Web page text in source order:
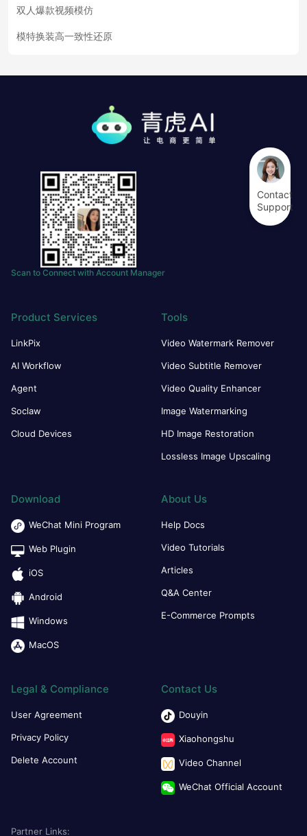
双人爆款视频模仿
模特换装高一致性还原
Scan to Connect with Account Manager
Product Services
LinkPix
AI Workflow
Agent
Soclaw
Cloud Devices
Tools
Video Watermark Remover
Video Subtitle Remover
Video Quality Enhancer
Image Watermarking
HD Image Restoration
Lossless Image Upscaling
Download
WeChat Mini Program
Web Plugin
iOS
Android
Windows
MacOS
About Us
Help Docs
Video Tutorials
Articles
Q&A Center
E-Commerce Prompts
Legal & Compliance
User Agreement
Privacy Policy
Delete Account
Contact Us
Douyin
Xiaohongshu
Video Channel
WeChat Official Account
Partner Links:
Contact
Support